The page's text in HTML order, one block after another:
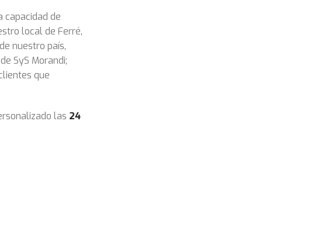
de
local de Ferré,
nuestro país,
SyS Morandi;
que
las 24